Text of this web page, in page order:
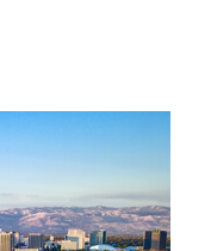
Hier eine
aktiv Sprachreise: